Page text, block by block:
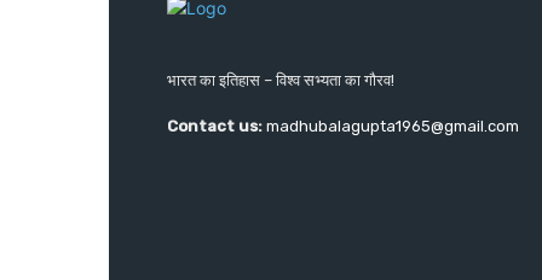
भारत का इतिहास – विश्व सभ्यता का गौरव!
Contact us: madhubalagupta1965@gmail.com